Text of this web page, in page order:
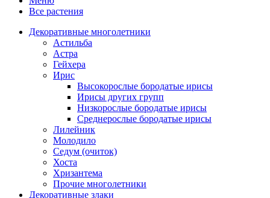
Все растения
Декоративные многолетники
Астильба
Астра
Гейхера
Ирис
Высокорослые бородатые ирисы
Ирисы других групп
Низкорослые бородатые ирисы
Среднерослые бородатые ирисы
Лилейник
Молодило
Седум (очиток)
Хоста
Хризантема
Прочие многолетники
Декоративные злаки